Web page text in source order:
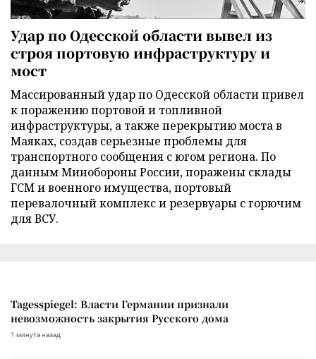
Удар по Одесской области вывел из
строя портовую инфраструктуру и
мост
Массированный удар по Одесской области привел
к поражению портовой и топливной
инфраструктуры, а также перекрытию моста в
Маяках, создав серьезные проблемы для
транспортного сообщения с югом региона. По
данным Минобороны России, поражены склады
ГСМ и военного имущества, портовый
перевалочный комплекс и резервуары с горючим
для ВСУ.
Tagesspiegel: Власти Германии признали
невозможность закрытия Русского дома
1 минута назад